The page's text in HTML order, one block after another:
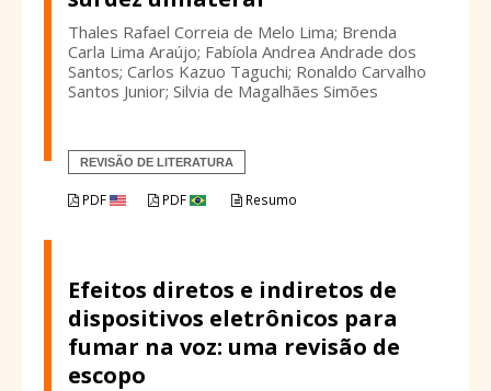
Thales Rafael Correia de Melo Lima; Brenda
Carla Lima Araújo; Fabíola Andrea Andrade dos
Santos; Carlos Kazuo Taguchi; Ronaldo Carvalho
Santos Junior; Silvia de Magalhães Simões
REVISÃO DE LITERATURA
PDF PDF Resumo
Efeitos diretos e indiretos de
dispositivos eletrônicos para
fumar na voz: uma revisão de
escopo